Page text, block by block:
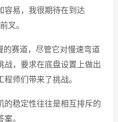
容易，我很期待在到达
叉。
的赛道，尽管它对慢速弯道
战，要求在底盘设置上做出
师们带来了挑战。
的稳定性往往是相互排斥的
。